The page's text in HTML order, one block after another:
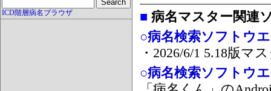
ICD階層病名ブラウザ
■ 病名マスター関連
○病名検索ソフトウ
・2026/6/1 5.18版マ
○病名検索ソフトウ